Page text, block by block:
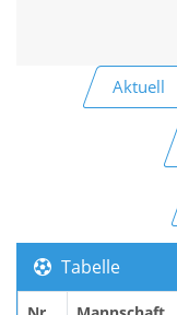
Aktuell
Tabelle